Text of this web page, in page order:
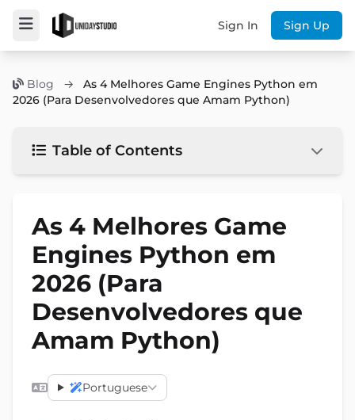
Sign In Sign Up
Blog →
As 4 Melhores Game Engines Python em
2026 (Para Desenvolvedores que Amam Python)
Table of Contents
As 4 Melhores Game
Engines Python em
2026 (Para
Desenvolvedores que
Amam Python)
Portuguese